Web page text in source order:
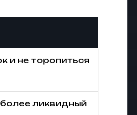
и не торопиться
ликвидный